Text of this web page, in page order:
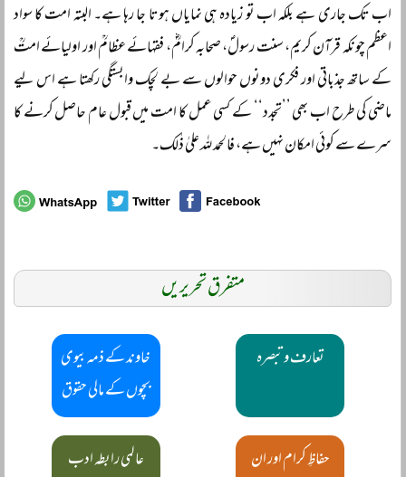
اب تک جاری ہے بلکہ اب تو زیادہ ہی نمایاں ہوتا جا رہا ہے۔ البتہ امت کا سواد
اعظم چونکہ قرآن کریم، سنت رسولؐ، صحابہ کرامؓ، فقہائے عظامؒ اور اولیائے امتؒ
کے ساتھ جذباتی اور فکری دونوں حوالوں سے بے لچک وابستگی رکھتا ہے اس لیے
ماضی کی طرح اب بھی ’’تجدد‘‘ کے کسی عمل کا امت میں قبول عام حاصل کرنے کا
سرے سے کوئی امکان نہیں ہے، فالحمد للہ علیٰ ذٰلک۔
متفرق تحریریں
تعارف و تبصرہ
خاوند کے ذمہ بیوی
بچوں کے مالی حقوق
حفاظِ کرام اور ان
عالمی رابطہ ادب